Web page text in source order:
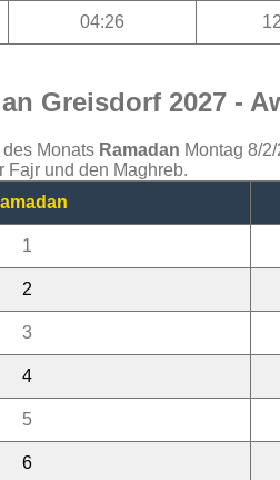
04:26
Greisdorf 2027 -
Monats Ramadan Montag 8/
Fajr und den Maghreb.
1
2
3
4
5
6